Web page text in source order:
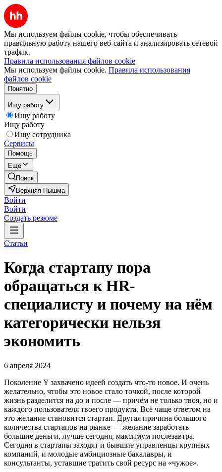
Мы используем файлы cookie, чтобы обеспечивать
правильную работу нашего веб-сайта и анализировать сетевой
трафик.
Правила использования файлов cookie
Мы используем файлы cookie. Правила использования
файлов cookie
Понятно
Ищу работу
Ищу работу
Ищу работу
Ищу сотрудника
Сервисы
Помощь
Ещё
Поиск
Верхняя Пышма
Войти
Войти
Создать резюме
Статьи
Когда стартапу пора
обращаться к HR-
специалисту и почему на нём
категорически нельзя
экономить
6 апреля 2024
Поколение Y захвачено идеей создать что-то новое. И очень
желательно, чтобы это новое стало точкой, после которой
жизнь разделится на до и после — причём не только твоя, но и
каждого пользователя твоего продукта. Всё чаще ответом на
это желание становится стартап. Другая причина большого
количества стартапов на рынке — желание заработать
большие деньги, лучше сегодня, максимум послезавтра.
Сегодня в стартапы заходят и бывшие управленцы крупных
компаний, и молодые амбициозные бакалавры, и
консультанты, уставшие тратить свой ресурс на «чужое».